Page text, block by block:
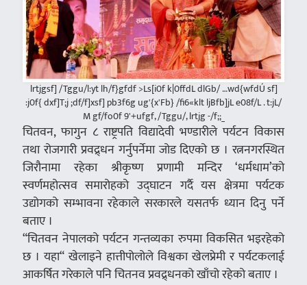
lrtjgsf] /Tggu/l:yt lh/f}gfdf >Ls[i0f k|0ffdL dlGb/ …wd{wfdÚ sf]
:j0f{ dxf]T;j ;df/f]xsf] pb3f6g ug'{x'Fb} /fi6«klt ljBfb]jL e08f/L . t:jL/
M gf/fo0f 9'+ufgf, /Tggu/, lrtjg -/f;;_
चितवन, फागुन ८ राष्ट्रपति विद्यादेवी भण्डारीले पर्यटन विकास
तथा रोजगारी प्रवद्र्धन गर्नुपर्नेमा जोड दिएको छ । रत्ननगरस्थित
जिरौनामा रहेका श्रीकृष्ण प्रणामी मन्दिर ‘धर्मधाम’को
स्वर्णमहोत्सव समारोहको उद्घाटन गर्दै यस क्षेत्रमा पर्यटक
उद्योगको सम्भावना रहेकाले सरकारले यसतर्फ ध्यान दिनु पर्ने
बताए ।
“चितवन नेपालको पर्यटन गन्तव्यका रुपमा विकसित भइरहेको
छ । यहा“ खेलाइने हात्तीपोलोले विश्वका खेलप्रेमी र पर्यटकलाई
आकर्षित गरेकाले पनि चितनव प्रवद्र्धनको खाँचो रहेको बताए ।